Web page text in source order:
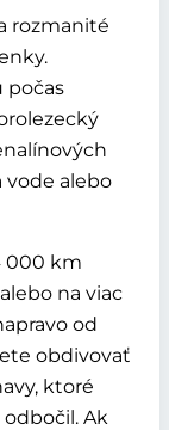
rozmanité
počas
vode alebo
000 km
na viac
od
obdivovať
ktoré
Ak